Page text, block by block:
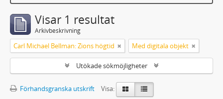
Visar 1 resultat
Arkivbeskrivning
Carl Michael Bellman: Zions högtid Med digitala objekt
Utökade sökmöjligheter
Förhandsgranska utskrift
Visa: